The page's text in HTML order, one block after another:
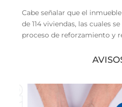
Cabe señalar que el
de 114 viviendas, las cuales
proceso de reforzamiento y